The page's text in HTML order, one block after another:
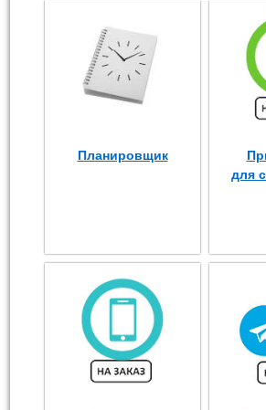
Планировщик
для